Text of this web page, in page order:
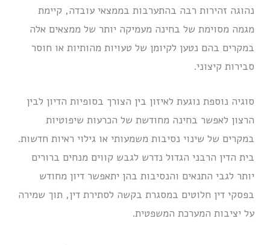
נהוגה זהירות רבה בהתערבות בממצאי עובדה, קיימת
מגמה מסוימת של בחינה מעמיקה יותר של ממצאים אלה
במקרים בהם נטען לקיומן של טעויות מהותיות או חוסר
סבירות קיצוני.
סוגיה נוספת נוגעת לאיזון בין הצורך בסופיות הדיון לבין
הרצון לאפשר בחינה מחודשת של הכרעות שיפוטיות
במקרים של שינוי נסיבות משמעותי או גילוי ראיות חדשות.
בית הדין הרבני הגדול נדרש לגבש קווים מנחים ברורים
יותר לגבי התנאים והנסיבות בהן יתאפשר דיון מחודש
בפסקי דין חלוטים במסגרת בקשה לסתירת דין, תוך שמירה
על יציבות המערכת המשפטית.